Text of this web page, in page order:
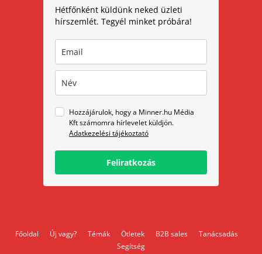
Hétfőnként küldünk neked üzleti
hírszemlét. Tegyél minket próbára!
Hozzájárulok, hogy a Minner.hu Média
Kft számomra hírlevelet küldjön.
Adatkezelési tájékoztató
Feliratkozás
Főoldal Új vagy? Témák Ötletek B2B sales
Tanácsadás
Segítség